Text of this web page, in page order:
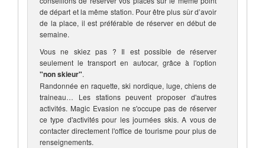
de départ et la même station. Pour être plus sûr d’avoir
de la place, il est préférable de réserver en début de
semaine.
Vous ne skiez pas ? Il est possible de réserver
seulement le transport en autocar, grâce à l'option
"non skieur".
Randonnée en raquette, ski nordique, luge, chiens de
traineau… Les stations peuvent proposer d'autres
activités. Magic Evasion ne s'occupe pas de réserver
ce type d'activités pour les journées skis. A vous de
contacter directement l'office de tourisme pour plus de
renseignements.